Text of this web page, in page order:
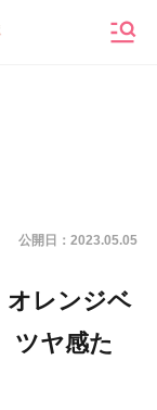
公開日： 2023.05.05
オレンジベ
ツヤ感た